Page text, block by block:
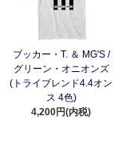
ブッカー・T. ＆ MG'S /
グリーン・オニオンズ
(トライブレンド4.4オン
ス 4色)
4,200円(内税)